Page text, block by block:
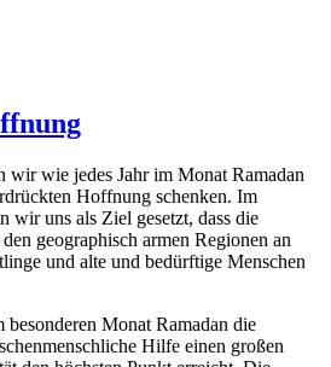
wir wie jedes Jahr im Monat Ramadan
Hoffnung schenken. Im
wir uns als Ziel gesetzt, dass die
geographisch armen Regionen an
und alte und bedürftige Menschen
besonderen Monat Ramadan die
Hilfe einen großen